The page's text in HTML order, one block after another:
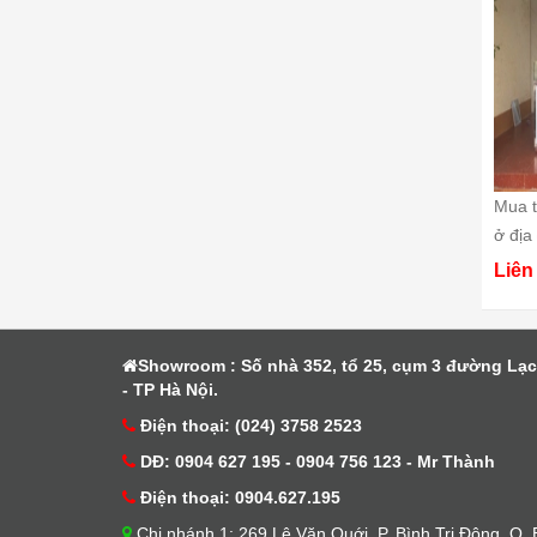
Mua
ở địa
Showroom : Số nhà 352, tổ 25, cụm 3 đường
- TP Hà Nội.
Điện thoại: (024) 3758 2523
DĐ: 0904 627 195 - 0904 756 123 - Mr Thành
Điện thoại: 0904.627.195